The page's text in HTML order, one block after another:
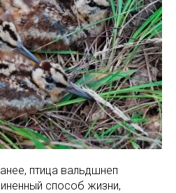
птица вальдшнеп
способ жизни,